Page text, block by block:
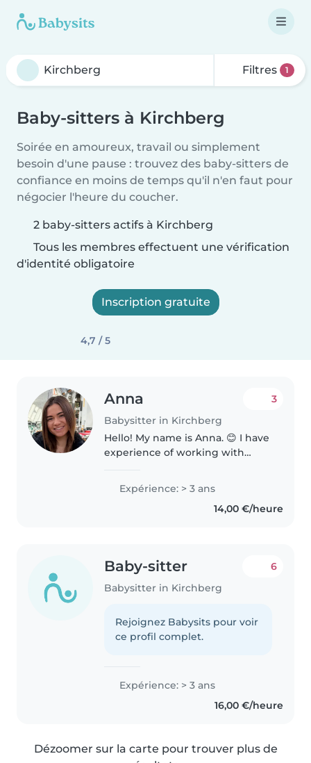
Filtres 1
Baby-sitters à Kirchberg
Soirée en amoureux, travail ou simplement
besoin d'une pause : trouvez des baby-sitters de
confiance en moins de temps qu'il n'en faut pour
négocier l'heure du coucher.
2 baby-sitters actifs à Kirchberg
Tous les membres effectuent une vérification
d'identité obligatoire
Inscription gratuite
4,7 / 5
Anna
Babysitter in Kirchberg
3
Hello! My name is Anna. 😊 I have
experience of working with
children and in a kindergarten
with many children's. I speak:
Ukrainian, Russian, English..
Expérience: > 3 ans
14,00 €/heure
Baby-sitter
Babysitter in Kirchberg
6
Rejoignez Babysits pour voir
ce profil complet.
Expérience: > 3 ans
16,00 €/heure
Dézoomer sur la carte pour trouver plus de